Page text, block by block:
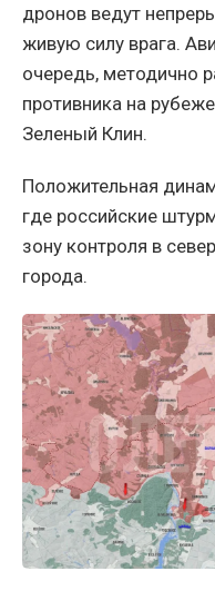
дронов ведут
живую силу врага.
очередь, методично
противника на
Зеленый Клин.
Положительная
где российские
зону контроля в
города.